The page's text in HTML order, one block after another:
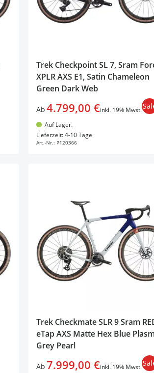
Trek Checkpoint SL 7, Sram
XPLR AXS E1, Satin Chameleon
Green Dark Web
Ab 4.799,00 €inkl. 19% Mwst.
Auf Lager.
Lieferzeit: 4-10 Tage
Art.-Nr.: P120366
In den Warenkorb
Trek Checkmate SLR 9 Sram
eTap AXS Matte Hex Blue
Grey Pearl
Ab 7.999,00 €inkl. 19% Mwst.